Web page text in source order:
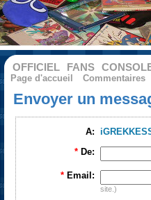
OFFICIEL FANS
Page d'accueil Commentaires
Envoyer un
A:
* De:
* Email:
site.)